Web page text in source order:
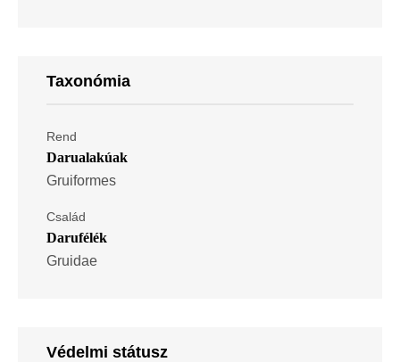
Taxonómia
Rend
Darualakúak
Gruiformes
Család
Darufélék
Gruidae
Védelmi státusz